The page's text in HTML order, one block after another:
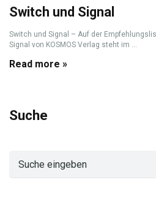
Switch und Signal
Switch und Signal – Auf der
Signal von KOSMOS Verlag steht im ...
Read more »
Suche